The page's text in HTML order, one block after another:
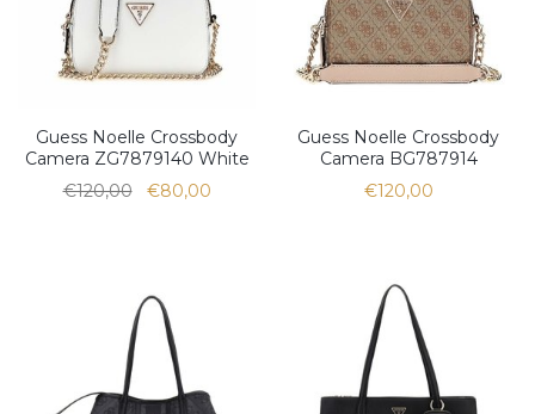
Guess Noelle Crossbody
Camera ZG7879140 White
€120,00
€80,00
Guess Noelle Crossbody
Camera BG787914
€120,00